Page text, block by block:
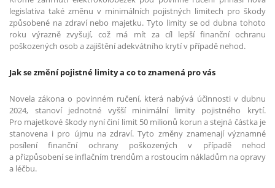
legislativa také změnu v minimálních pojistných limitech pro škody
způsobené na zdraví nebo majetku. Tyto limity se od dubna tohoto
roku výrazně zvyšují, což má mít za cíl lepší finanční ochranu
poškozených osob a zajištění adekvátního krytí v případě nehod.
Jak se změní pojistné limity a co to znamená pro vás
Novela zákona o povinném ručení, která nabývá účinnosti v dubnu
2024, stanoví jednotné vyšší minimální limity pojistného krytí.
Pro majetkové škody nyní činí limit 50 milionů korun a stejná částka je
stanovena i pro újmu na zdraví. Tyto změny znamenají významné
posílení finanční ochrany poškozených v případě nehod
a přizpůsobení se inflačním trendům a rostoucím nákladům na opravy
a léčbu.